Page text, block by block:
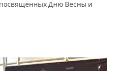
Дню Весны и